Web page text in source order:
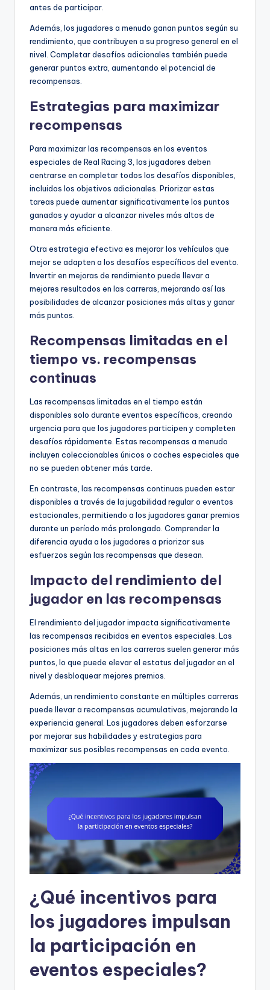
antes de participar.
Además, los jugadores a menudo ganan puntos según su
rendimiento, que contribuyen a su progreso general en el
nivel. Completar desafíos adicionales también puede
generar puntos extra, aumentando el potencial de
recompensas.
Estrategias para maximizar
recompensas
Para maximizar las recompensas en los eventos
especiales de Real Racing 3, los jugadores deben
centrarse en completar todos los desafíos disponibles,
incluidos los objetivos adicionales. Priorizar estas
tareas puede aumentar significativamente los puntos
ganados y ayudar a alcanzar niveles más altos de
manera más eficiente.
Otra estrategia efectiva es mejorar los vehículos que
mejor se adapten a los desafíos específicos del evento.
Invertir en mejoras de rendimiento puede llevar a
mejores resultados en las carreras, mejorando así las
posibilidades de alcanzar posiciones más altas y ganar
más puntos.
Recompensas limitadas en el
tiempo vs. recompensas
continuas
Las recompensas limitadas en el tiempo están
disponibles solo durante eventos específicos, creando
urgencia para que los jugadores participen y completen
desafíos rápidamente. Estas recompensas a menudo
incluyen coleccionables únicos o coches especiales que
no se pueden obtener más tarde.
En contraste, las recompensas continuas pueden estar
disponibles a través de la jugabilidad regular o eventos
estacionales, permitiendo a los jugadores ganar premios
durante un período más prolongado. Comprender la
diferencia ayuda a los jugadores a priorizar sus
esfuerzos según las recompensas que desean.
Impacto del rendimiento del
jugador en las recompensas
El rendimiento del jugador impacta significativamente
las recompensas recibidas en eventos especiales. Las
posiciones más altas en las carreras suelen generar más
puntos, lo que puede elevar el estatus del jugador en el
nivel y desbloquear mejores premios.
Además, un rendimiento constante en múltiples carreras
puede llevar a recompensas acumulativas, mejorando la
experiencia general. Los jugadores deben esforzarse
por mejorar sus habilidades y estrategias para
maximizar sus posibles recompensas en cada evento.
¿Qué incentivos para
los jugadores impulsan
la participación en
eventos especiales?